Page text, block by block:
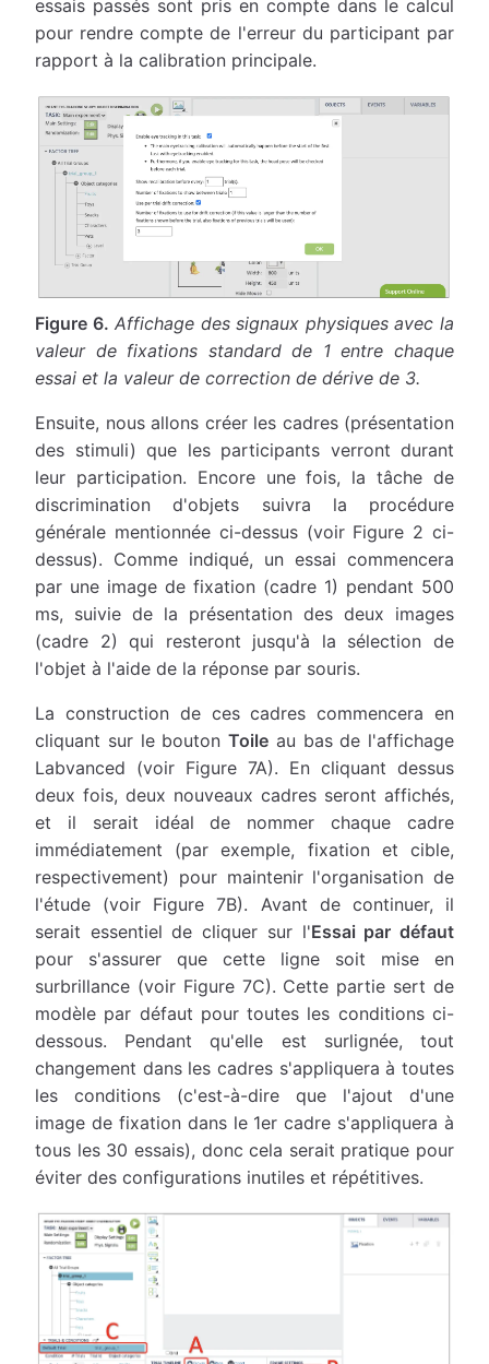
essais passés sont pris en compte dans le calcul
pour rendre compte de l'erreur du participant par
rapport à la calibration principale.
Figure 6. Affichage des signaux physiques avec la
valeur de fixations standard de 1 entre chaque
essai et la valeur de correction de dérive de 3.
Ensuite, nous allons créer les cadres (présentation
des stimuli) que les participants verront durant
leur participation. Encore une fois, la tâche de
discrimination d'objets suivra la procédure
générale mentionnée ci-dessus (voir Figure 2 ci-
dessus). Comme indiqué, un essai commencera
par une image de fixation (cadre 1) pendant 500
ms, suivie de la présentation des deux images
(cadre 2) qui resteront jusqu'à la sélection de
l'objet à l'aide de la réponse par souris.
La construction de ces cadres commencera en
cliquant sur le bouton Toile au bas de l'affichage
Labvanced (voir Figure 7A). En cliquant dessus
deux fois, deux nouveaux cadres seront affichés,
et il serait idéal de nommer chaque cadre
immédiatement (par exemple, fixation et cible,
respectivement) pour maintenir l'organisation de
l'étude (voir Figure 7B). Avant de continuer, il
serait essentiel de cliquer sur l'Essai par défaut
pour s'assurer que cette ligne soit mise en
surbrillance (voir Figure 7C). Cette partie sert de
modèle par défaut pour toutes les conditions ci-
dessous. Pendant qu'elle est surlignée, tout
changement dans les cadres s'appliquera à toutes
les conditions (c'est-à-dire que l'ajout d'une
image de fixation dans le 1er cadre s'appliquera à
tous les 30 essais), donc cela serait pratique pour
éviter des configurations inutiles et répétitives.